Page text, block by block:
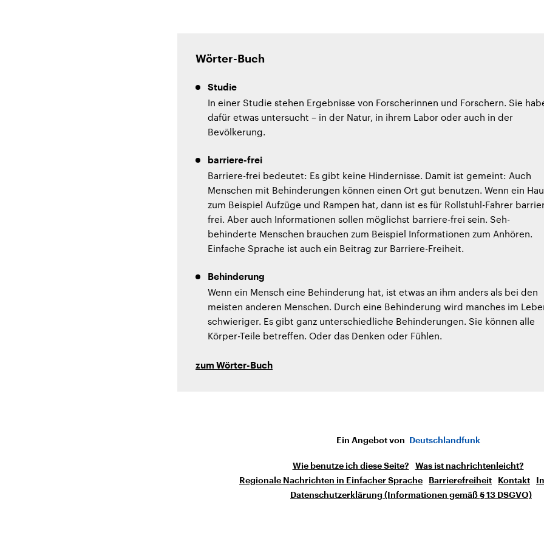
Wörter-Buch
Studie
In einer Studie stehen Ergebnisse von Forscherinnen und Forschern. Sie
dafür etwas untersucht – in der Natur, in ihrem Labor oder auch in der
Bevölkerung.
barriere-frei
Barriere-frei bedeutet: Es gibt keine Hindernisse. Damit ist gemeint: Auch
Menschen mit Behinderungen können einen Ort gut benutzen. Wenn ein
zum Beispiel Aufzüge und Rampen hat, dann ist es für Rollstuhl-Fahrer
frei. Aber auch Informationen sollen möglichst barriere-frei sein. Seh-
behinderte Menschen brauchen zum Beispiel Informationen zum Anhören.
Einfache Sprache ist auch ein Beitrag zur Barriere-Freiheit.
Behinderung
Wenn ein Mensch eine Behinderung hat, ist etwas an ihm anders als bei den
meisten anderen Menschen. Durch eine Behinderung wird manches im
schwieriger. Es gibt ganz unterschiedliche Behinderungen. Sie können alle
Körper-Teile betreffen. Oder das Denken oder Fühlen.
zum Wörter-Buch
Ein Angebot von Deutschlandfunk
Wie benutze ich diese Seite?
Was ist nachrichtenleicht?
Regionale Nachrichten in Einfacher Sprache
Barrierefreiheit Kontakt
Datenschutzerklärung (Informationen gemäß § 13 DSGVO)